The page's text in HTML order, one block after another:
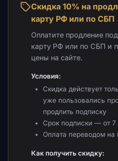
Скидка 10% на
карту РФ или по СБП
Оплатите продление
карту РФ или по СБП и
цены на сайте.
Условия:
Скидка действует
уже пользовались
продлить подписку
Срок подписки — от 7
Оплата переводом
Как получить скидку: